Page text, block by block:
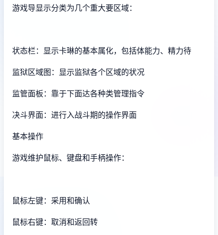
游戏导显示分类为几个重大要区域：
状态栏：显示卡琳的基本属化，包括体能力、精力待
监狱区域图：显示监狱各个区域的状况
监管面板：靠于下面达各种类管理指令
决斗界面：进行入战斗期的操作界面
基本操作
游戏维护鼠标、键盘和手柄操作：
鼠标左键：采用和确认
鼠标右键：取消和返回转